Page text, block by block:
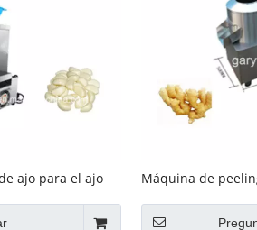
ajo para el ajo
Máquina de